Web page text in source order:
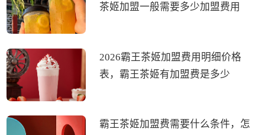
茶姬加盟一般需要多少加盟费用
2026霸王茶姬加盟费用明细价格
表，霸王茶姬有加盟费是多少
霸王茶姬加盟费需要什么条件，怎